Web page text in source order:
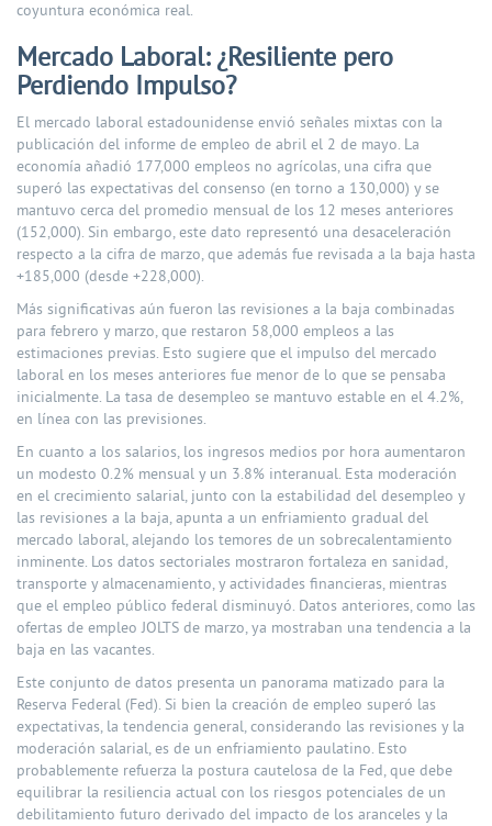
coyuntura económica real.
Mercado Laboral: ¿Resiliente pero
Perdiendo Impulso?
El mercado laboral estadounidense envió señales mixtas con la
publicación del informe de empleo de abril el 2 de mayo. La
economía añadió 177,000 empleos no agrícolas, una cifra que
superó las expectativas del consenso (en torno a 130,000) y se
mantuvo cerca del promedio mensual de los 12 meses anteriores
(152,000). Sin embargo, este dato representó una desaceleración
respecto a la cifra de marzo, que además fue revisada a la baja hasta
+185,000 (desde +228,000).
Más significativas aún fueron las revisiones a la baja combinadas
para febrero y marzo, que restaron 58,000 empleos a las
estimaciones previas. Esto sugiere que el impulso del mercado
laboral en los meses anteriores fue menor de lo que se pensaba
inicialmente. La tasa de desempleo se mantuvo estable en el 4.2%,
en línea con las previsiones.
En cuanto a los salarios, los ingresos medios por hora aumentaron
un modesto 0.2% mensual y un 3.8% interanual. Esta moderación
en el crecimiento salarial, junto con la estabilidad del desempleo y
las revisiones a la baja, apunta a un enfriamiento gradual del
mercado laboral, alejando los temores de un sobrecalentamiento
inminente. Los datos sectoriales mostraron fortaleza en sanidad,
transporte y almacenamiento, y actividades financieras, mientras
que el empleo público federal disminuyó. Datos anteriores, como las
ofertas de empleo JOLTS de marzo, ya mostraban una tendencia a la
baja en las vacantes.
Este conjunto de datos presenta un panorama matizado para la
Reserva Federal (Fed). Si bien la creación de empleo superó las
expectativas, la tendencia general, considerando las revisiones y la
moderación salarial, es de un enfriamiento paulatino. Esto
probablemente refuerza la postura cautelosa de la Fed, que debe
equilibrar la resiliencia actual con los riesgos potenciales de un
debilitamiento futuro derivado del impacto de los aranceles y la